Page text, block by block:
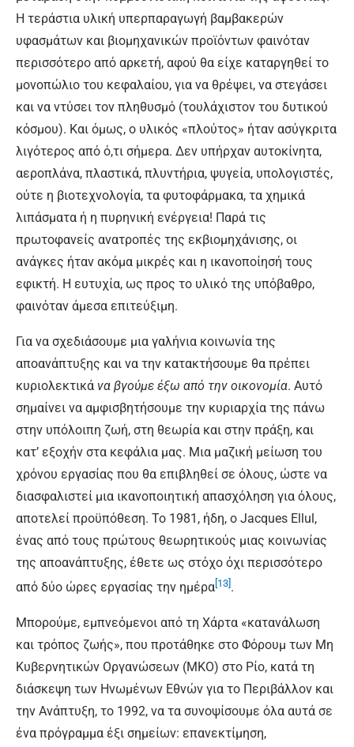
Η τεράστια υλική υπερπαραγωγή βαμβακερών
υφασμάτων και βιομηχανικών προϊόντων φαινόταν
περισσότερο από αρκετή, αφού θα είχε καταργηθεί το
μονοπώλιο του κεφαλαίου, για να θρέψει, να στεγάσει
και να ντύσει τον πληθυσμό (τουλάχιστον του δυτικού
κόσμου). Και όμως, ο υλικός «πλούτος» ήταν ασύγκριτα
λιγότερος από ό,τι σήμερα. Δεν υπήρχαν αυτοκίνητα,
αεροπλάνα, πλαστικά, πλυντήρια, ψυγεία, υπολογιστές,
ούτε η βιοτεχνολογία, τα φυτοφάρμακα, τα χημικά
λιπάσματα ή η πυρηνική ενέργεια! Παρά τις
πρωτοφανείς ανατροπές της εκβιομηχάνισης, οι
ανάγκες ήταν ακόμα μικρές και η ικανοποίησή τους
εφικτή. Η ευτυχία, ως προς το υλικό της υπόβαθρο,
φαινόταν άμεσα επιτεύξιμη.
Για να σχεδιάσουμε μια γαλήνια κοινωνία της
αποανάπτυξης και να την κατακτήσουμε θα πρέπει
κυριολεκτικά να βγούμε έξω από την οικονομία. Αυτό
σημαίνει να αμφισβητήσουμε την κυριαρχία της πάνω
στην υπόλοιπη ζωή, στη θεωρία και στην πράξη, και
κατ’ εξοχήν στα κεφάλια μας. Μια μαζική μείωση του
χρόνου εργασίας που θα επιβληθεί σε όλους, ώστε να
διασφαλιστεί μια ικανοποιητική απασχόληση για όλους,
αποτελεί προϋπόθεση. Το 1981, ήδη, ο Jacques Ellul,
ένας από τους πρώτους θεωρητικούς μιας κοινωνίας
της αποανάπτυξης, έθετε ως στόχο όχι περισσότερο
από δύο ώρες εργασίας την ημέρα [13] .
Μπορούμε, εμπνεόμενοι από τη Χάρτα «κατανάλωση
και τρόπος ζωής», που προτάθηκε στο Φόρουμ των Μη
Κυβερνητικών Οργανώσεων (ΜΚΟ) στο Ρίο, κατά τη
διάσκεψη των Ηνωμένων Εθνών για το Περιβάλλον και
την Ανάπτυξη, το 1992, να τα συνοψίσουμε όλα αυτά σε
ένα πρόγραμμα έξι σημείων: επανεκτίμηση,